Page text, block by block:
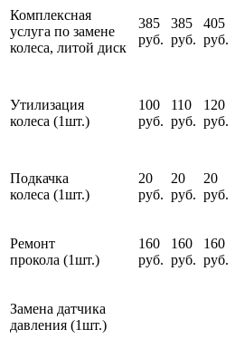
Комплексная
услуга по замене
колеса, литой диск
385
руб.
385
руб.
405
руб.
Утилизация
колеса (1шт.)
100
руб.
110
руб.
120
руб.
Подкачка
колеса (1шт.)
20
руб.
20
руб.
20
руб.
Ремонт
прокола (1шт.)
160
руб.
160
руб.
160
руб.
Замена датчика
давления (1шт.)